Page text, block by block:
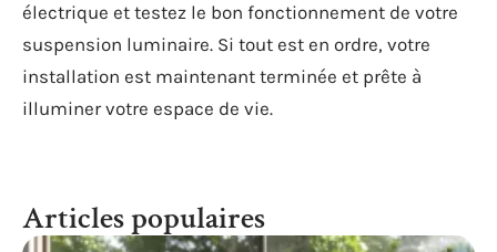
électrique et testez le bon fonctionnement de votre
suspension luminaire. Si tout est en ordre, votre
installation est maintenant terminée et prête à
illuminer votre espace de vie.
Articles populaires